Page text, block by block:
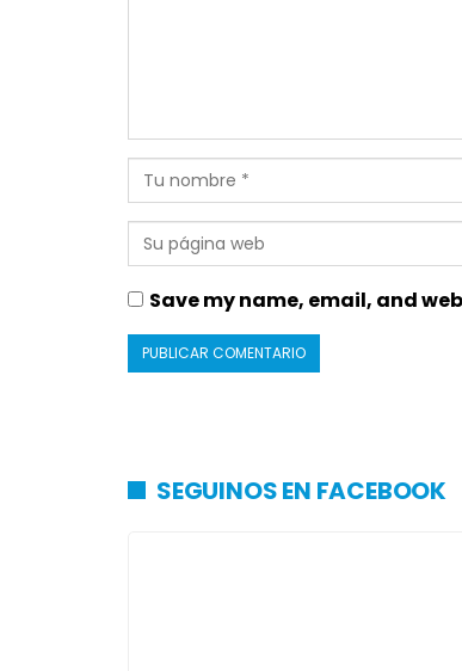
Save my name, email, and
SEGUINOS EN FACEBOOK